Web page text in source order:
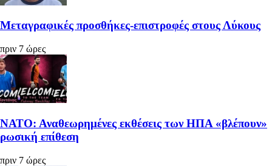
Μεταγραφικές προσθήκες-επιστροφές στους Λύκους
πριν 7 ώρες
ΝΑΤΟ: Αναθεωρημένες εκθέσεις των ΗΠΑ «βλέπουν»
ρωσική επίθεση
πριν 7 ώρες